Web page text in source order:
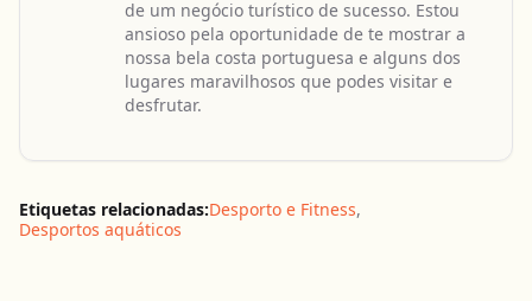
de um negócio turístico de sucesso. Estou
ansioso pela oportunidade de te mostrar a
nossa bela costa portuguesa e alguns dos
lugares maravilhosos que podes visitar e
desfrutar.
Etiquetas relacionadas:Desporto e Fitness,
Desportos aquáticos